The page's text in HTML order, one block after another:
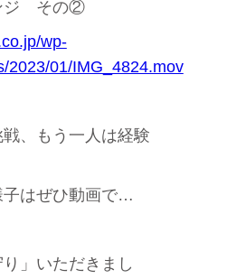
ジ その②
wp-
2023/01/IMG_4824.mov
、もう一人は経験
子はぜひ動画で…
」いただきまし